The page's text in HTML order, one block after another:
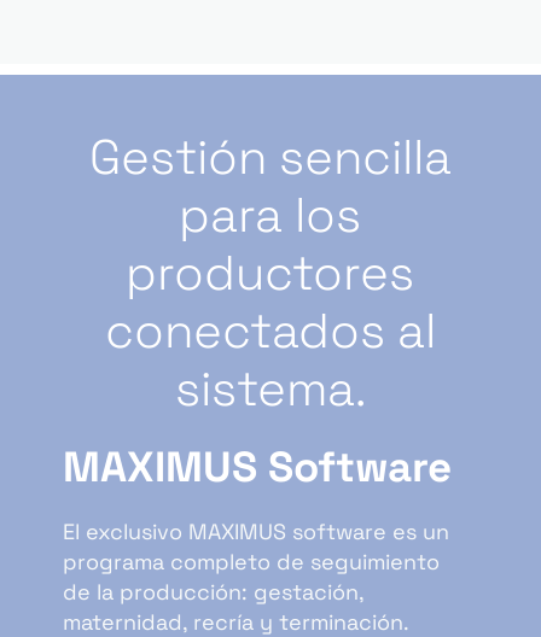
Gestión sencilla
para los
productores
conectados al
sistema.
MAXIMUS Software
El exclusivo MAXIMUS software es un
programa completo de seguimiento
de la producción: gestación,
maternidad, recría y terminación.